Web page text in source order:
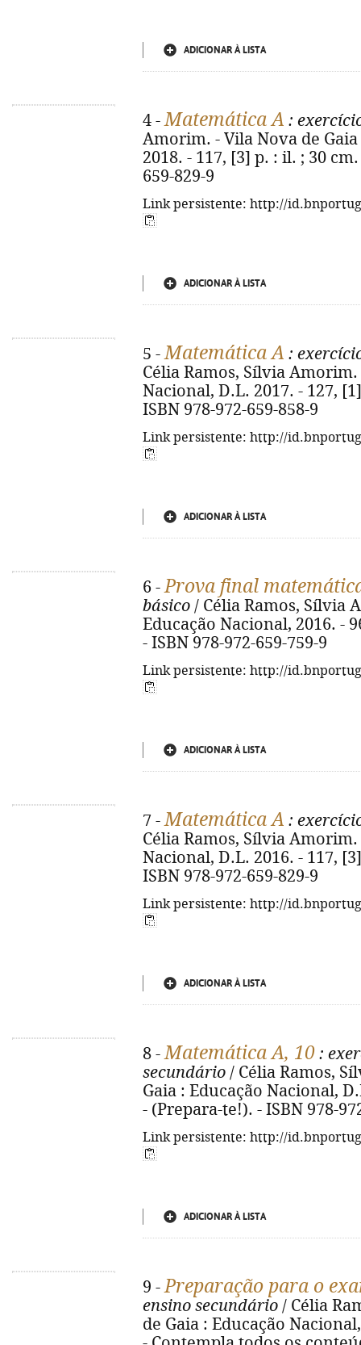
ADICIONAR À LISTA
4 -Matemática A :
Amorim. - Vila Nova de
2018. - 117, [3] p. : il. ; 30
659-829-9
Link persistente: http://
ADICIONAR À LISTA
5 -Matemática A :
Célia Ramos, Sílvia
Nacional, D.L. 2017. - 127,
ISBN 978-972-659-858-9
Link persistente: http://
ADICIONAR À LISTA
6 -Prova final
básico / Célia Ramos, Sílvia
Educação Nacional, 2016. -
- ISBN 978-972-659-759-9
Link persistente: http://
ADICIONAR À LISTA
7 -Matemática A :
Célia Ramos, Sílvia
Nacional, D.L. 2016. - 117,
ISBN 978-972-659-829-9
Link persistente: http://
ADICIONAR À LISTA
8 -Matemática A, 10 :
secundário / Célia Ramos,
Gaia : Educação Nacional,
- (Prepara-te!). - ISBN 978-
Link persistente: http://
ADICIONAR À LISTA
9 -Preparação para o
ensino secundário / Célia
de Gaia : Educação